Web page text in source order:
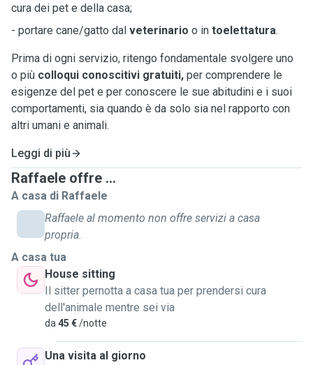
cura dei pet e della casa;
- portare cane/gatto dal veterinario o in toelettatura.
Prima di ogni servizio, ritengo fondamentale svolgere uno
o più colloqui conoscitivi gratuiti, per comprendere le
esigenze del pet e per conoscere le sue abitudini e i suoi
comportamenti, sia quando è da solo sia nel rapporto con
altri umani e animali.
Leggi di più
Raffaele offre ...
A casa di Raffaele
Raffaele al momento non offre servizi a casa
propria.
A casa tua
House sitting
Il sitter pernotta a casa tua per prendersi cura
dell'animale mentre sei via
da 45 €/notte
Una visita al giorno